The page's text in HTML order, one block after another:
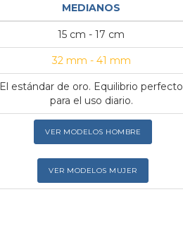
MEDIANOS
15 cm - 17 cm
32 mm - 41 mm
El estándar de oro. Equilibrio perfecto
para el uso diario.
VER MODELOS HOMBRE
VER MODELOS MUJER